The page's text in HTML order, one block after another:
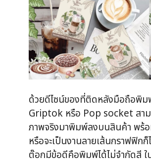
ด้วยดีไซน์ของที่ติดหลังมือถือพิม
Griptok หรือ Pop socket สาม
ภาพจริงมาพิมพ์ลงบนสินค้า พร้
หรือจะเป็นงานลายเส้นกราฟฟิกก็
ต๊อกมีข้อดีคือพิมพ์ได้ไม่จำกัดสี